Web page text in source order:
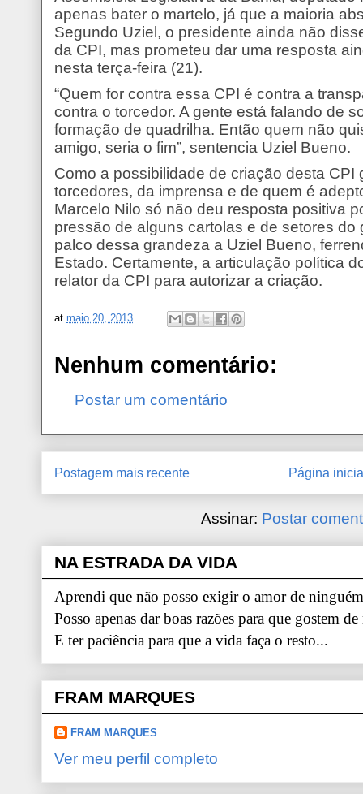
apenas bater o martelo, já que a maioria
Segundo Uziel, o presidente ainda não
da CPI, mas prometeu dar uma resposta
nesta terça-feira (21).
“Quem for contra essa CPI é contra a
contra o torcedor. A gente está falando de
formação de quadrilha. Então quem não
amigo, seria o fim”, sentencia Uziel Bueno.
Como a possibilidade de criação desta CPI
torcedores, da imprensa e de quem é
Marcelo Nilo só não deu resposta positiva
pressão de alguns cartolas e de setores do
palco dessa grandeza a Uziel Bueno,
Estado. Certamente, a articulação política
relator da CPI para autorizar a criação.
at maio 20, 2013
Nenhum comentário:
Postar um comentário
Postagem mais recente Página
Assinar: Postar
NA ESTRADA DA VIDA
Aprendi que não posso exigir o amor de
Posso apenas dar boas razões para que gostem
E ter paciência para que a vida faça o resto...
FRAM MARQUES
FRAM MARQUES
Ver meu perfil completo